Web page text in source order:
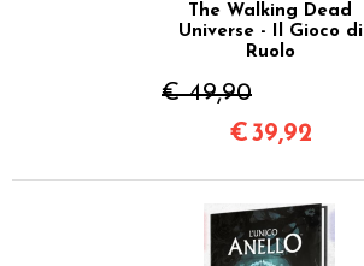
The Walking Dead
Universe - Il Gioco di
Ruolo
€ 49,90
€39,92